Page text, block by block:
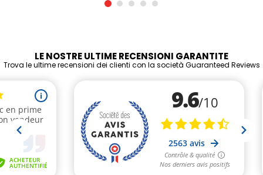
LE NOSTRE ULTIME RECENSIONI GARANTITE
Trova le ultime recensioni dei clienti con la società Guaranteed Reviews